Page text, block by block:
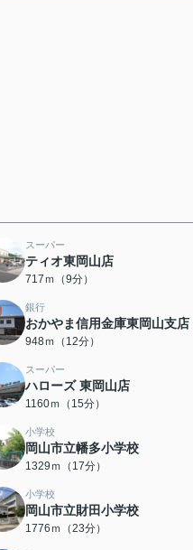
スーパー
ティオ東岡山店
717ｍ（9分）
銀行
おかやま信用金庫東岡山支店
948ｍ（12分）
スーパー
ハローズ 東岡山店
1160ｍ（15分）
小学校
岡山市立幡多小学校
1329ｍ（17分）
小学校
岡山市立財田小学校
1776ｍ（23分）